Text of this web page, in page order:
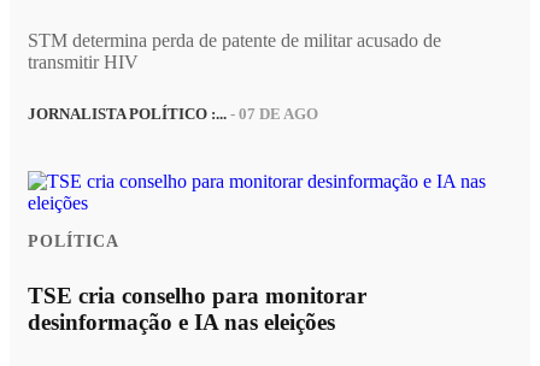
STM determina perda de patente de militar acusado de
transmitir HIV
JORNALISTA POLÍTICO :... - 07 DE AGO
POLÍTICA
TSE cria conselho para monitorar
desinformação e IA nas eleições